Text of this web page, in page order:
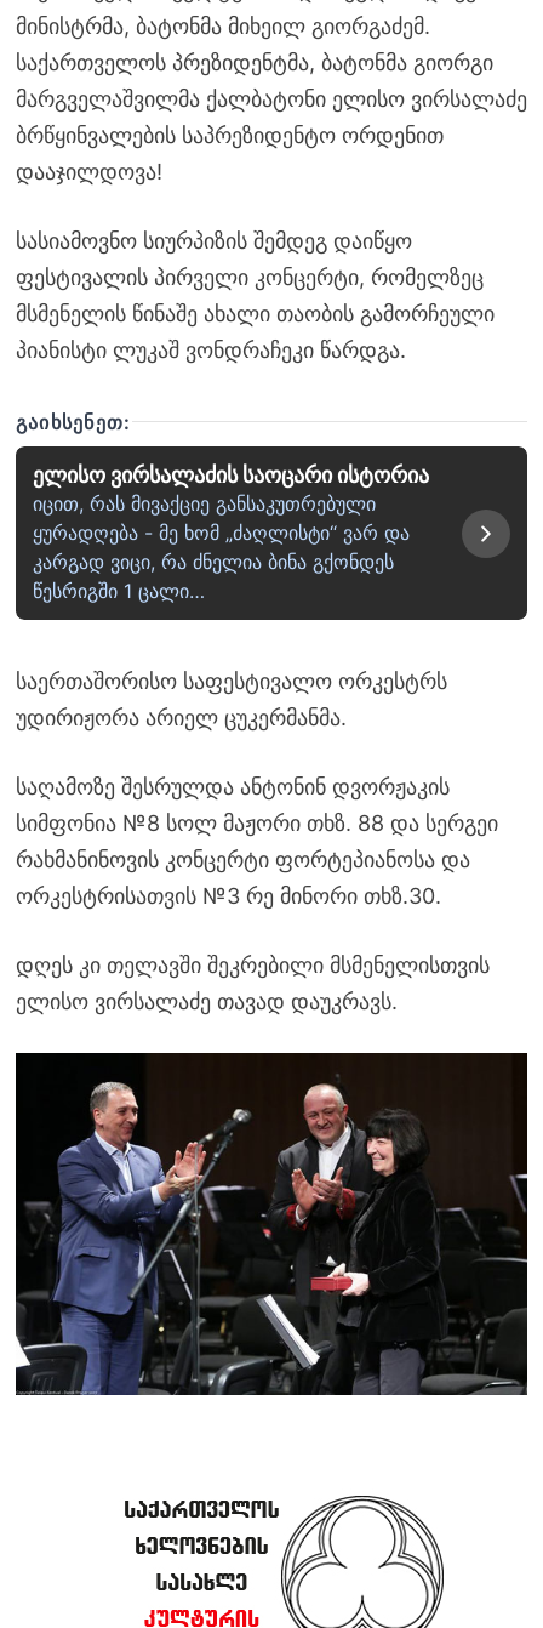
მინისტრმა, ბატონმა მიხეილ გიორგაძემ.
საქართველოს პრეზიდენტმა, ბატონმა გიორგი
მარგველაშვილმა ქალბატონი ელისო ვირსალაძე
ბრწყინვალების საპრეზიდენტო ორდენით
დააჯილდოვა!
სასიამოვნო სიურპიზის შემდეგ დაიწყო
ფესტივალის პირველი კონცერტი, რომელზეც
მსმენელის წინაშე ახალი თაობის გამორჩეული
პიანისტი ლუკაშ ვონდრაჩეკი წარდგა.
ᲒᲐᲘᲮᲡᲔᲜᲔᲗ:
ელისო ვირსალაძის საოცარი ისტორია
იცით, რას მივაქციე განსაკუთრებული
ყურადღება - მე ხომ „ძაღლისტი“ ვარ და
კარგად ვიცი, რა ძნელია ბინა გქონდეს
წესრიგში 1 ცალი…
საერთაშორისო საფესტივალო ორკესტრს
უდირიჟორა არიელ ცუკერმანმა.
საღამოზე შესრულდა ანტონინ დვორჟაკის
სიმფონია №8 სოლ მაჟორი თხზ. 88 და სერგეი
რახმანინოვის კონცერტი ფორტეპიანოსა და
ორკესტრისათვის №3 რე მინორი თხზ.30.
დღეს კი თელავში შეკრებილი მსმენელისთვის
ელისო ვირსალაძე თავად დაუკრავს.